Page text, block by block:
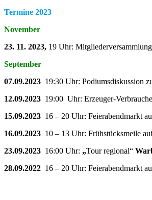
Termine 2023
November
23. 11. 2023, 19 Uhr:
September
07.09.2023 19:30 Uhr: Podiumsdiskussion
12.09.2023 19:00 Uhr: Erzeuger-
15.09.2023 16 – 20 Uhr: Feierabendmarkt
16.09.2023 10 – 13 Uhr: Frühstücksmeile
23.09.2023 16:00 Uhr: „Tour regional“
28.09.2022 16 – 20 Uhr: Feierabendmarkt